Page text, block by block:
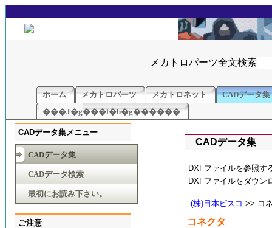
メカトロパーツ全文検索
ホーム メカトロパーツ メカトロネット
CADデータ集
���J�g���l�b�g������
CADデータ集
DXFファイルを参照す
DXFファイルをダウン
(株)日本ピスコ >> コ
コネクタ
CADデータ集メニュー
CADデータ集
CADデータ検索
最初にお読み下さい。
ご注意